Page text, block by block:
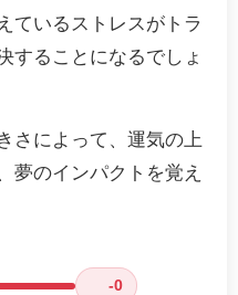
ているストレスがトラ
することになるでしょ
さによって、運気の上
夢のインパクトを覚え
-0